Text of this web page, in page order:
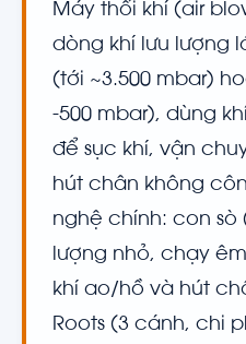
Máy thổi khí (air
dòng khí lưu lượng
(tới ~3.500 mbar)
-500 mbar), dùng
để sục khí, vận
hút chân không
nghệ chính: con
lượng nhỏ, chạy
khí ao/hồ và hút
Roots (3 cánh, chi